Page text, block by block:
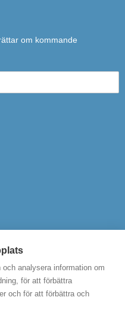
om kommande
Unable to verify
in
wf-
analysera information om
för att förbättra
och för att förbättra och